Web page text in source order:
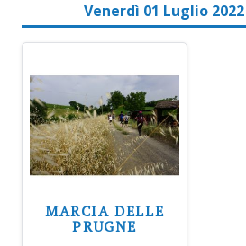
Venerdì 01 Luglio 2022
MARCIA DELLE
PRUGNE